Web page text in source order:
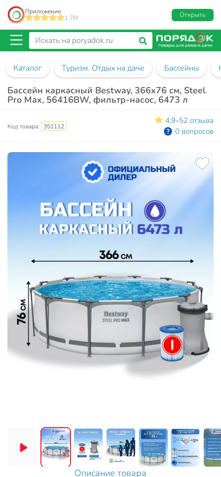
Приложение
1.7M
Открыть
Каталог Туризм. Отдых на даче Бассейны
Бассейн каркасный Bestway, 366х76 см, Steel
Pro Max, 56416BW, фильтр-насос, 6473 л
Код товара: 351112
4.9•52 отзыва
0 вопросов
Описание товара